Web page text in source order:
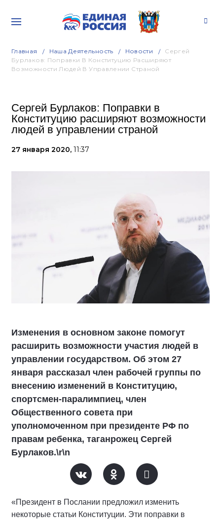
Главная Наша Деятельность Новости
Сергей
Бурлаков: Поправки В Конституцию Расширяют
Возможности Людей В Управлении Страной
Сергей Бурлаков: Поправки в
Конституцию расширяют возможности
людей в управлении страной
27 января 2020, 11:37
Изменения в основном законе помогут
расширить возможности участия людей в
управлении государством. Об этом 27
января рассказал член рабочей группы по
внесению изменений в Конституцию,
спортсмен-паралимпиец, член
Общественного совета при
уполномоченном при президенте РФ по
правам ребенка, таганрожец Сергей
Бурлаков.\r\n
«Президент в Послании предложил изменить
некоторые статьи Конституции. Эти поправки в